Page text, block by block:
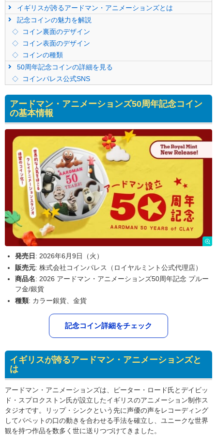
イギリスが誇るアードマン・アニメーションズとは
記念コインの魅力を解説
コイン裏面のデザイン
コイン表面のデザイン
コインの種類
50周年記念コインの詳細を見る
コインパレス公式SNS
アードマン・アニメーションズ50周年記念コイン
の基本情報
発売日 : 2026年6月9日（火）
販売元: 株式会社コインパレス（ロイヤルミント公式代理店）
商品名: 2026 アードマン・アニメーションズ50周年記念 プルー
フ金/銀貨
種類: カラー銀貨、金貨
記念コイン詳細をチェック
イギリスが誇るアードマン・アニメーションズと
は
アードマン・アニメーションズは、ピーター・ロード氏とデイビッ
ド・スプロクストン氏が設立したイギリスのアニメーション制作ス
タジオです。リップ・シンクという先に声優の声をレコーディング
してパペットの口の動きを合わせる手法を確立し、ユニークな世界
観を持つ作品を数多く世に送りつづけてきました。